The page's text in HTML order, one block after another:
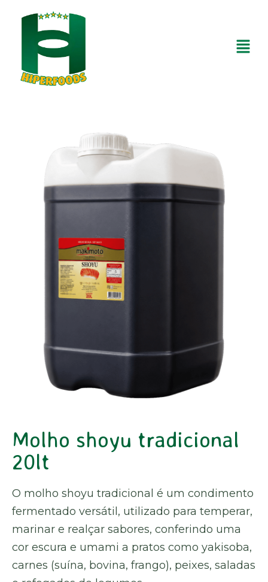
Molho shoyu tradicional
20lt
O molho shoyu tradicional é um condimento
fermentado versátil, utilizado para temperar,
marinar e realçar sabores, conferindo uma
cor escura e umami a pratos como yakisoba,
carnes (suína, bovina, frango), peixes, saladas